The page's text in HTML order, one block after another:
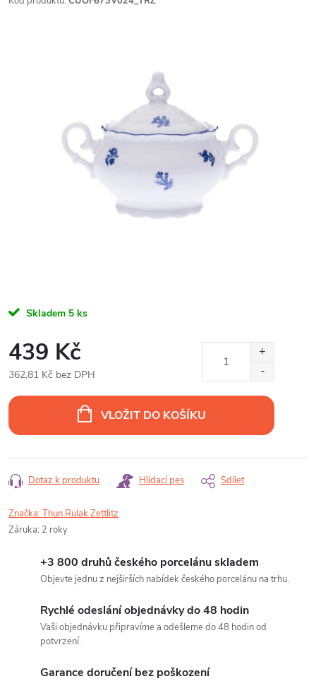
Skladem 5 ks
439 Kč
362,81 Kč bez DPH
cena:
VLOŽIT DO KOŠÍKU
Dotaz k produktu Hlídací pes Sdílet
Značka:Thun Rulak Zettlitz
Záruka: 2 roky
+3 800 druhů českého porcelánu skladem
Objevte jednu z nejširších nabídek českého porcelánu na trhu.
Rychlé odeslání objednávky do 48 hodin
Vaši objednávku připravíme a odešleme do 48 hodin od
potvrzení.
Garance doručení bez poškození